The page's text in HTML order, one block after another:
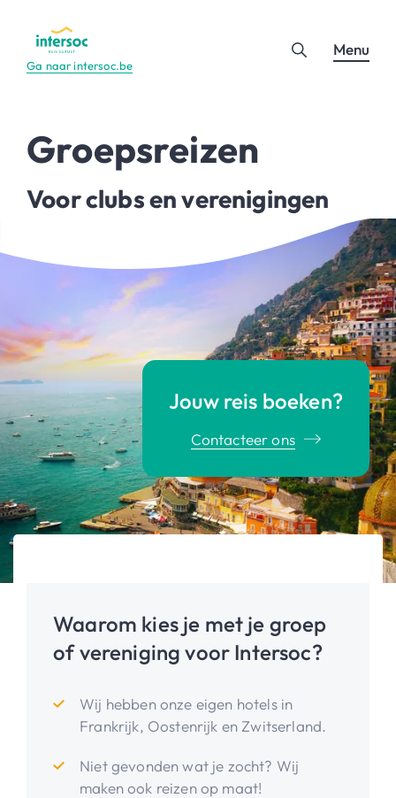
Ga naar intersoc.be
Menu
Groepsreizen
Voor clubs en verenigingen
Jouw reis boeken?
Contacteer ons
Waarom kies je met je groep
of vereniging voor Intersoc?
Wij hebben onze eigen hotels in
Frankrijk, Oostenrijk en Zwitserland.
Niet gevonden wat je zocht? Wij
maken ook reizen op maat!